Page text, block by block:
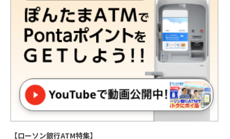
【ローソン銀行ATM特集】